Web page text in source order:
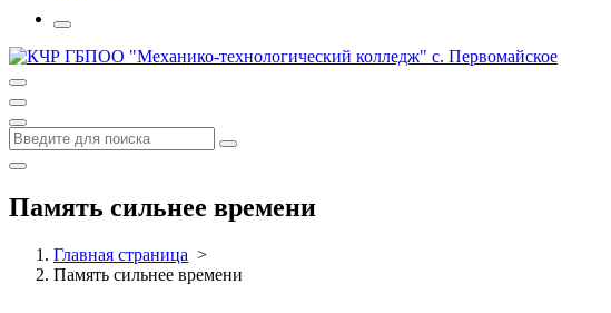
Память сильнее времени
Главная страница >
Память сильнее времени